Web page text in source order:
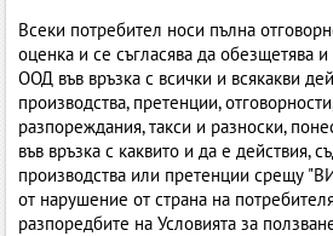
Всеки потребител носи пълна
оценка и се съгласява да
ООД във връзка с всички и всякакви
производства, претенции,
разпореждания, такси и разноски,
във връзка с каквито и да е действия,
производства или претенции срещу
от нарушение от страна на
разпоредбите на Условията за